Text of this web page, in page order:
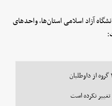
آزاد اسلامی استان‌ها، واحدهای
نکرده است